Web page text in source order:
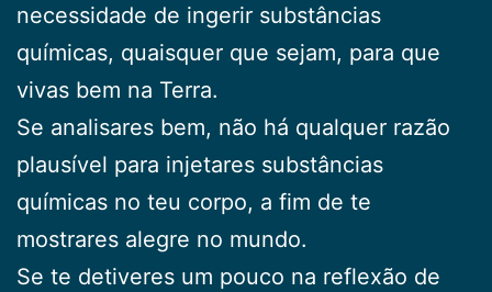
necessidade de ingerir substâncias
químicas, quaisquer que sejam, para que
vivas bem na Terra.
Se analisares bem, não há qualquer razão
plausível para injetares substâncias
químicas no teu corpo, a fim de te
mostrares alegre no mundo.
Se te detiveres um pouco na reflexão de